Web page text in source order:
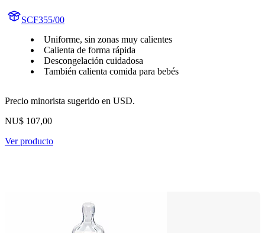
SCF355/00
Uniforme, sin zonas muy calientes
Calienta de forma rápida
Descongelación cuidadosa
También calienta comida para bebés
Precio minorista sugerido en USD.
NU$ 107,00
Ver producto